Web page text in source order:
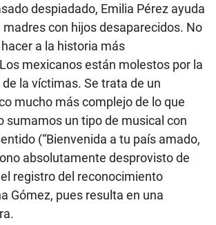
despiadado, Emilia Pérez ayuda
madres con hijos desaparecidos. No
a la historia más
mexicanos están molestos por la
la víctimas. Se trata de un
mucho más complejo de lo que
sumamos un tipo de musical con
(“Bienvenida a tu país amado,
absolutamente desprovisto de
registro del reconocimiento
Gómez, pues resulta en una